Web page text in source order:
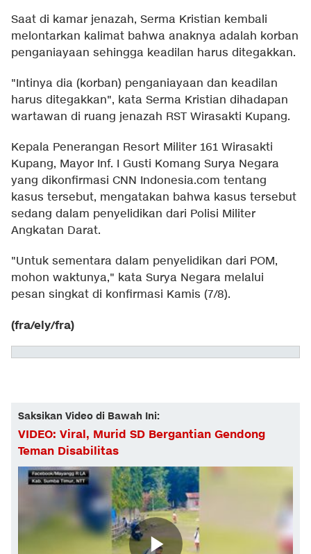
Saat di kamar jenazah, Serma Kristian kembali
melontarkan kalimat bahwa anaknya adalah korban
penganiayaan sehingga keadilan harus ditegakkan.
"Intinya dia (korban) penganiayaan dan keadilan
harus ditegakkan", kata Serma Kristian dihadapan
wartawan di ruang jenazah RST Wirasakti Kupang.
Kepala Penerangan Resort Militer 161 Wirasakti
Kupang, Mayor Inf. I Gusti Komang Surya Negara
yang dikonfirmasi CNN Indonesia.com tentang
kasus tersebut, mengatakan bahwa kasus tersebut
sedang dalam penyelidikan dari Polisi Militer
Angkatan Darat.
"Untuk sementara dalam penyelidikan dari POM,
mohon waktunya," kata Surya Negara melalui
pesan singkat di konfirmasi Kamis (7/8).
(fra/ely/fra)
Saksikan Video di Bawah Ini:
VIDEO: Viral, Murid SD Bergantian Gendong
Teman Disabilitas